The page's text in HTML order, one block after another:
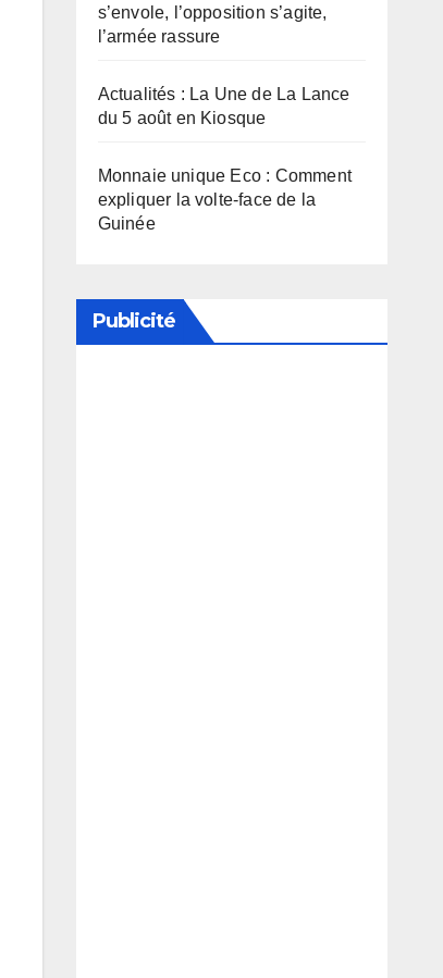
s’envole, l’opposition s’agite,
l’armée rassure
Actualités : La Une de La Lance
du 5 août en Kiosque
Monnaie unique Eco : Comment
expliquer la volte-face de la
Guinée
Publicité